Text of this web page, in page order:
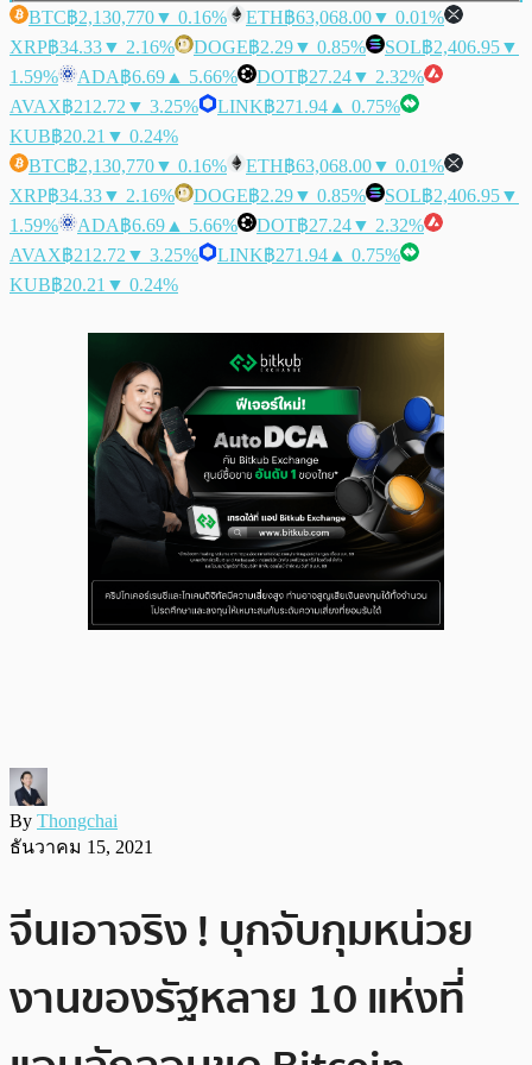
BTC฿2,130,770▼ 0.16% ETH฿63,068.00▼ 0.01%
XRP฿34.33▼ 2.16% DOGE฿2.29▼ 0.85% SOL฿2,406.95▼
1.59%
ADA฿6.69 ▲ 5.66% DOT฿27.24▼ 2.32%
AVAX฿212.72 ▼ 3.25% LINK฿271.94 ▲ 0.75%
KUB฿20.21 ▼ 0.24%
BTC฿2,130,770▼ 0.16% ETH฿63,068.00▼ 0.01%
XRP฿34.33▼ 2.16% DOGE฿2.29▼ 0.85% SOL฿2,406.95▼
1.59%
ADA฿6.69 ▲ 5.66% DOT฿27.24▼ 2.32%
AVAX฿212.72 ▼ 3.25% LINK฿271.94 ▲ 0.75%
KUB฿20.21 ▼ 0.24%
By Thongchai
ธันวาคม 15, 2021
จีนเอาจริง ! บุกจับกุมหน่วย
งานของรัฐหลาย 10 แห่งที่